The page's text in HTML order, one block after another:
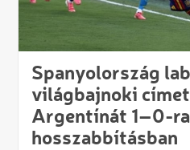
Spanyolország
világbajnoki
Argentínát 1–0-
hosszabbításban